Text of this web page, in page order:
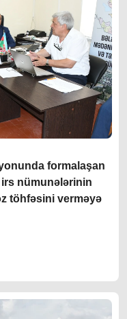
formalaşan
irs nümunələrinin
töhfəsini verməyə